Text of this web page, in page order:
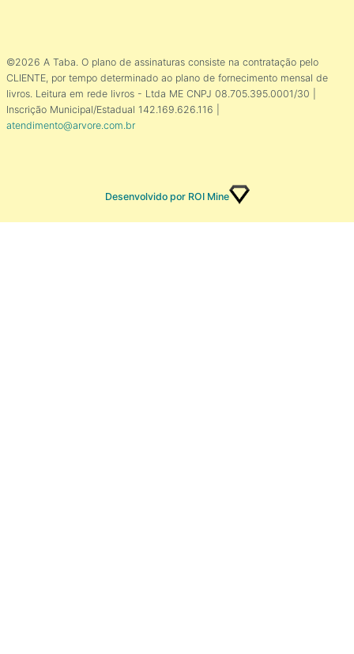
©2026 A Taba. O plano de assinaturas consiste na contratação pelo
CLIENTE, por tempo determinado ao plano de fornecimento mensal de
livros. Leitura em rede livros - Ltda ME CNPJ 08.705.395.0001/30 |
Inscrição Municipal/Estadual 142.169.626.116 |
atendimento@arvore.com.br
Desenvolvido por ROI Mine